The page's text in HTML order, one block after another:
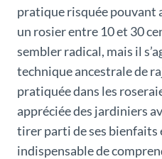
pratique risquée pouvant
un rosier entre 10 et 30
sembler radical, mais il
technique ancestrale de
pratiquée dans les
appréciée des jardiniers
tirer parti de ses bienfaits
indispensable de